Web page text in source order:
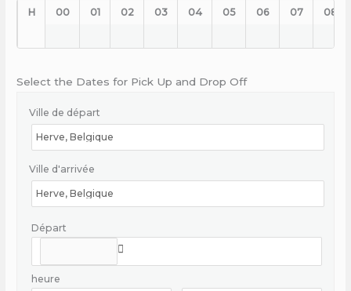
H 00 01 02 03 04 05 06 07 08
Select the Dates for Pick Up and Drop Off
Ville de départ
Ville d'arrivée
Départ
heure